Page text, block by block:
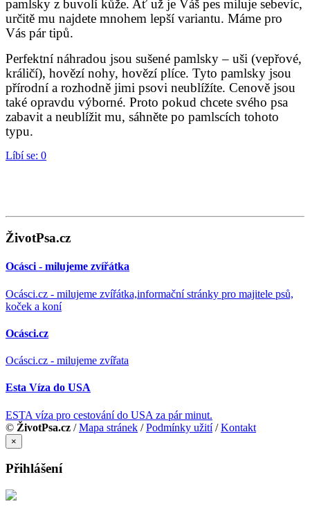
pamlsky z buvolí kůže. Ať už je Váš pes miluje sebevíc,
určitě mu najdete mnohem lepší variantu. Máme pro
Vás pár tipů.
Perfektní náhradou jsou sušené pamlsky – uši (vepřové,
králičí), hovězí nohy, hovězí plíce. Tyto pamlsky jsou
přírodní a rozhodně jimi psovi neublížíte. Cenově jsou
také opravdu výborné. Proto pokud chcete svého psa
zabavit a neublížit mu, sáhněte po pamlscích tohoto
typu.
Líbí se: 0
ŽivotPsa.cz
Ocásci - milujeme zvířátka
Ocásci.cz - milujeme zvířátka,informační stránky pro majitele psů,
koček a koní
Ocásci.cz
Ocásci.cz - milujeme zvířata
Esta Víza do USA
ESTA víza pro cestování do USA za pár minut.
© ŽivotPsa.cz /Mapa stránek /Podmínky užití/Kontakt
×
Přihlášení